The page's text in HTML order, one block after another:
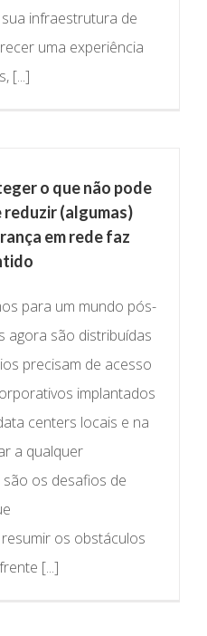
infraestrutura de
uma experiência
[...]
o que não pode
reduzir (algumas)
em rede faz
para um mundo pós-
agora são distribuídas
precisam de acesso
implantados
centers locais e na
a qualquer
os desafios de
os obstáculos
[...]